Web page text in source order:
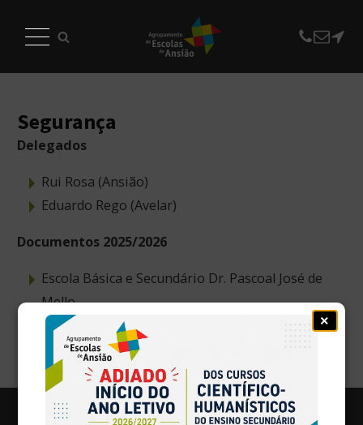
×
Segurança
Delegados
Rui Rosa (Ansião)
Eduardo Rego (Avelar)
Documentos 2025/2026
Escola Básica e Secundário Dr. Pascoal José de
Mello
Escola N.º2 de Avelar